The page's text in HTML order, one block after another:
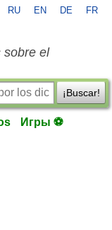
RU EN DE FR
sobre el
¡Buscar!
Игры ⚽